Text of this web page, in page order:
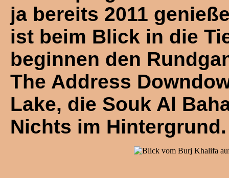
ja bereits 2011
ist beim Blick in die
beginnen den
The Address
Lake, die Souk Al
Nichts im Hintergrund.